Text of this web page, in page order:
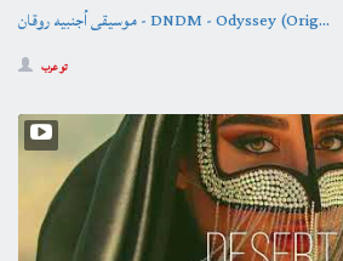
موسيقى أجنبيه روقان - DNDM - Odyssey (Orig...
تو عرب